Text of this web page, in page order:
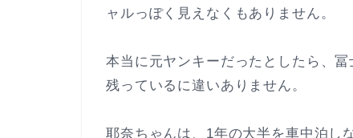
ャルっぽく見えなくもありません。
本当に元ヤンキーだったとしたら、
残っているに違いありません。
耶奈ちゃんは、1年の大半を車中泊し